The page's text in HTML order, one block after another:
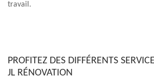
travail.
PROFITEZ DES DIFFÉRENTS
JL RÉNOVATION